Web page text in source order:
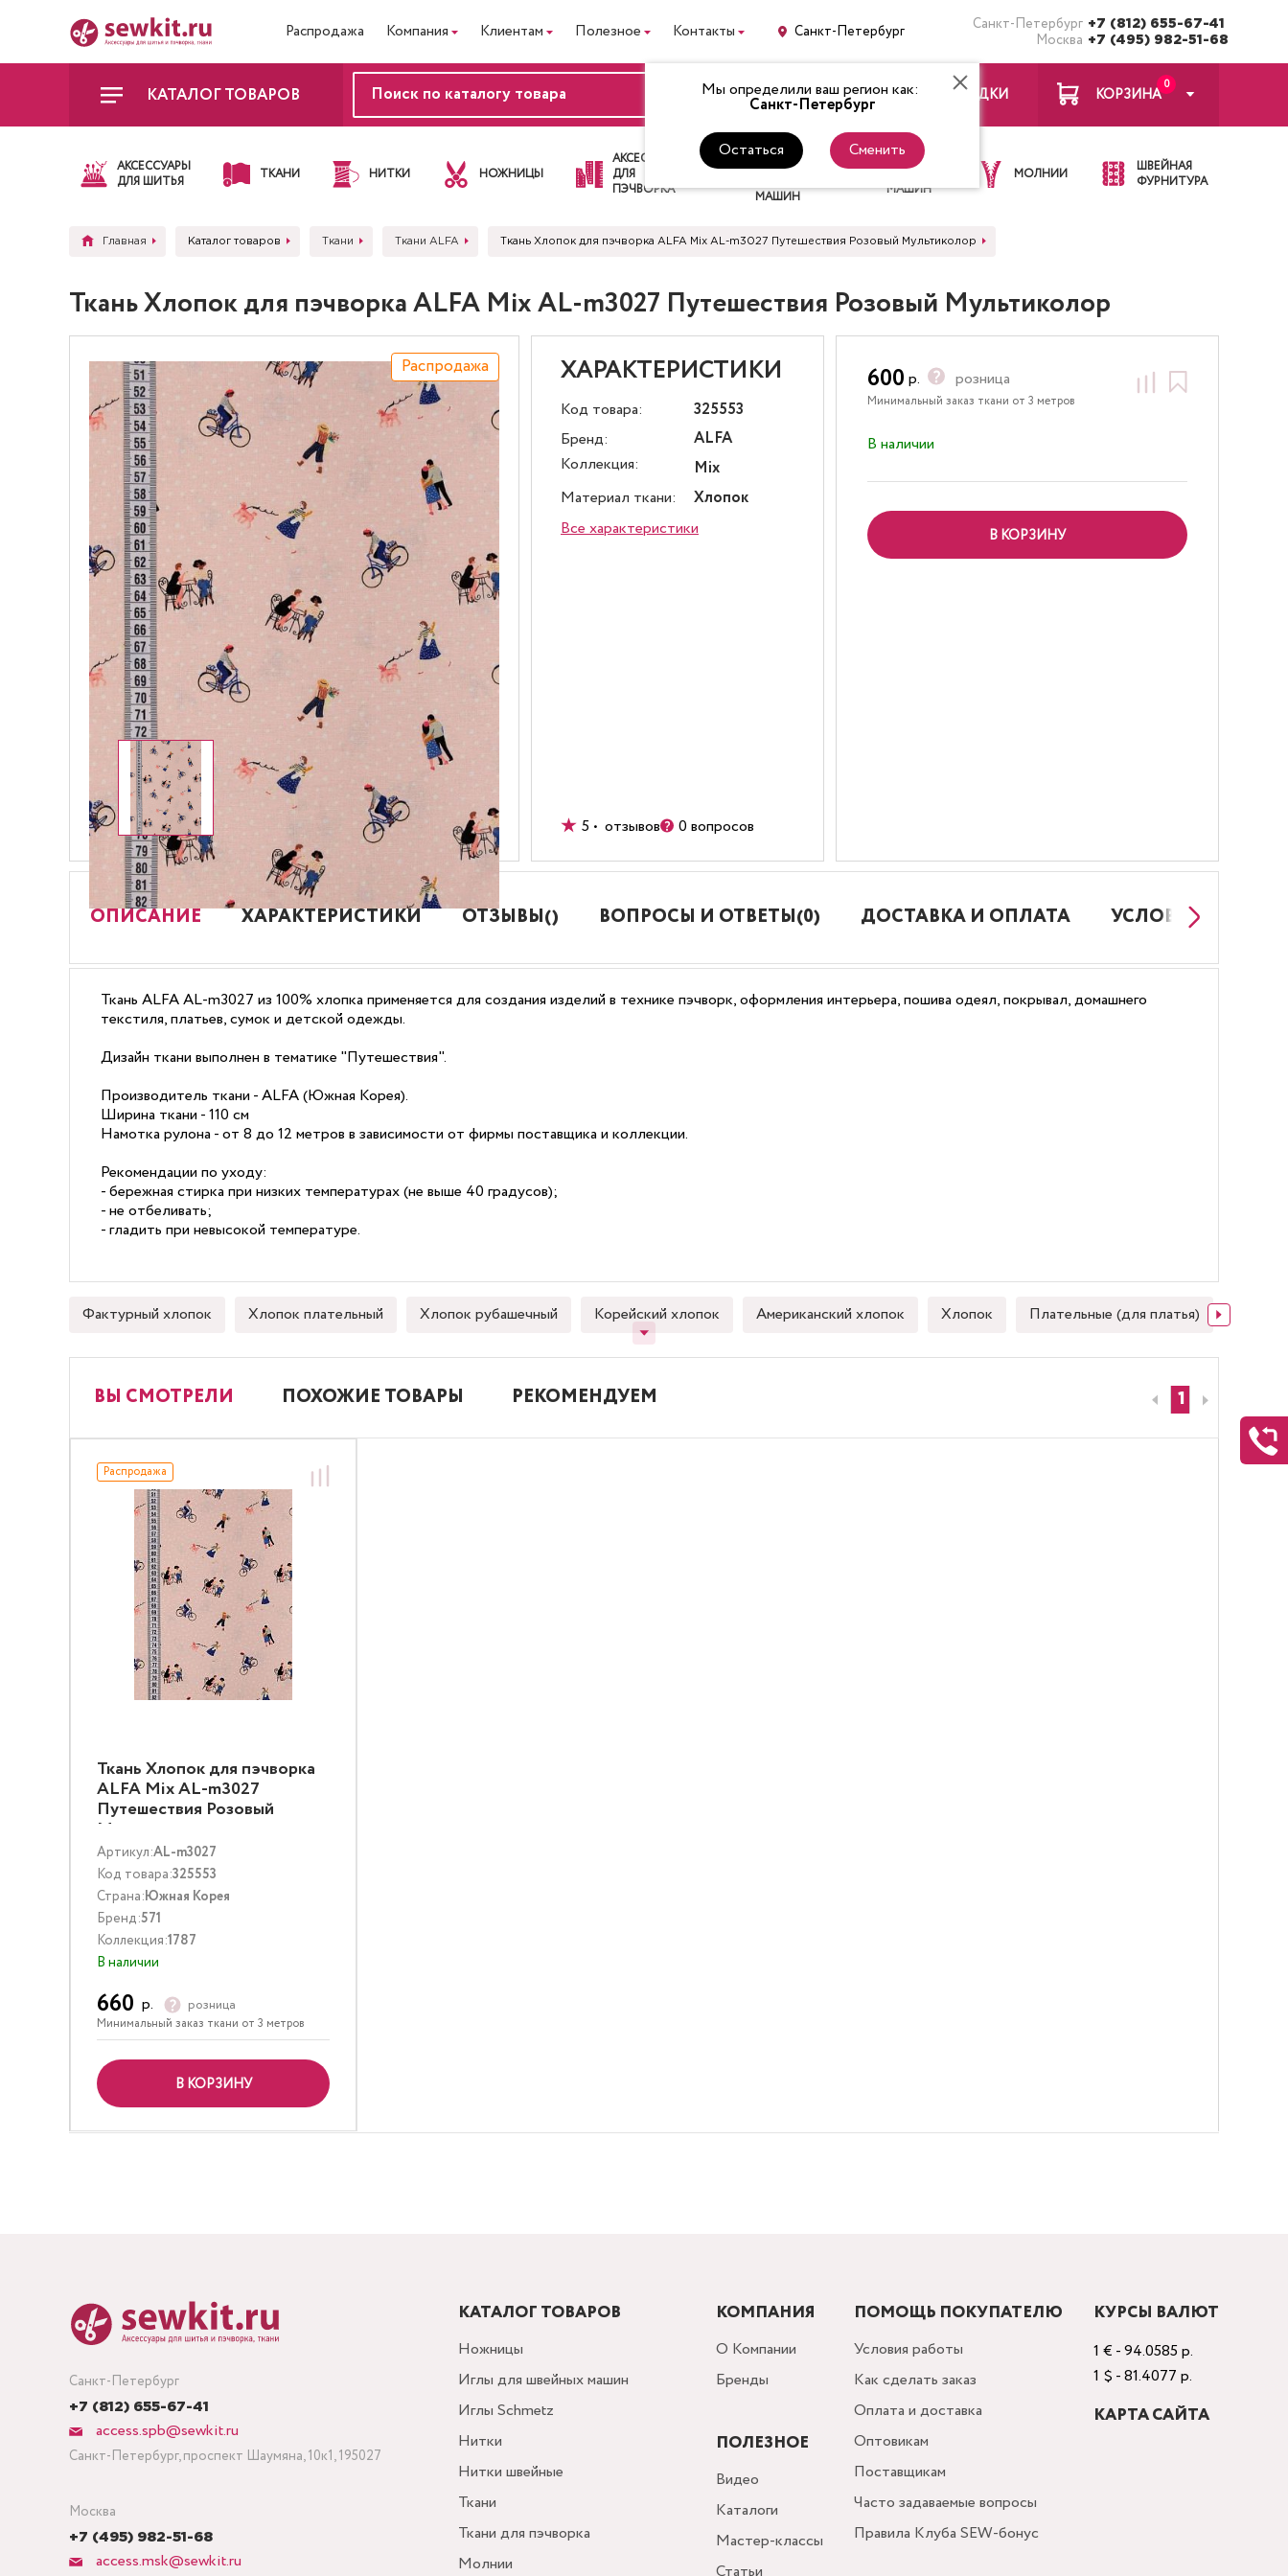
Распродажа Компания Клиентам Полезное Контакты Санкт-Петербург Санкт-Петербург +7 (812) 655-67-41
Москва +7 (495) 982-51-68
Мы определили ваш регион как:
Санкт-Петербург
Остаться Сменить
КАТАЛОГ ТОВАРОВ ВХОД ЗАКЛАДКИ
0
КОРЗИНА
АКСЕССУАРЫ
ДЛЯ ШИТЬЯ
ТКАНИ НИТКИ НОЖНИЦЫ
АКСЕССУАРЫ
ДЛЯ
ПЭЧВОРКА
ЛАПКИ
ДЛЯ
МАШИН
ИГЛЫ ДЛЯ
ШВЕЙНЫХ
МАШИН
МОЛНИИ
ШВЕЙНАЯ
ФУРНИТУРА
Главная Каталог товаров Ткани Ткани ALFA Ткань Хлопок для пэчворка ALFA Mix AL-m3027 Путешествия Розовый Мультиколор
Ткань Хлопок для пэчворка ALFA Mix AL-m3027 Путешествия Розовый Мультиколор
Распродажа ХАРАКТЕРИСТИКИ
Код товара:
325553
Бренд:
ALFA
Коллекция:
Mix
Материал ткани:
Хлопок
Все характеристики
5 • отзывов 0 вопросов
600 р. розница
Минимальный заказ ткани от 3 метров
В наличии
В КОРЗИНУ
ОПИСАНИЕ ХАРАКТЕРИСТИКИ ОТЗЫВЫ() ВОПРОСЫ И ОТВЕТЫ(0) ДОСТАВКА И ОПЛАТА УСЛОВИЯ РАБОТЫ
Ткань ALFA AL-m3027 из 100% хлопка применяется для создания изделий в технике пэчворк, оформления интерьера, пошива одеял, покрывал, домашнего
текстиля, платьев, сумок и детской одежды.
Дизайн ткани выполнен в тематике "Путешествия".
Производитель ткани - ALFA (Южная Корея).
Ширина ткани - 110 см
Намотка рулона - от 8 до 12 метров в зависимости от фирмы поставщика и коллекции.
Рекомендации по уходу:
- бережная стирка при низких температурах (не выше 40 градусов);
- не отбеливать;
- гладить при невысокой температуре.
Фактурный хлопок Хлопок плательный Хлопок рубашечный Корейский хлопок Американский хлопок Хлопок Плательные (для платья)
ВЫ СМОТРЕЛИ ПОХОЖИЕ ТОВАРЫ РЕКОМЕНДУЕМ
Распродажа
Ткань Хлопок для пэчворка
ALFA Mix AL-m3027
Путешествия Розовый
Мультиколор
Артикул:AL-m3027
Код товара:325553
Страна:Южная Корея
Бренд:571
Коллекция:1787
В наличии
660 р. розница
Минимальный заказ ткани от 3 метров
В КОРЗИНУ
1
Санкт-Петербург
+7 (812) 655-67-41
access.spb@sewkit.ru
Санкт-Петербург, проспект Шаумяна, 10к1, 195027
Москва
+7 (495) 982-51-68
access.msk@sewkit.ru
КАТАЛОГ ТОВАРОВ
Ножницы
Иглы для швейных машин
Иглы Schmetz
Нитки
Нитки швейные
Ткани
Ткани для пэчворка
Молнии
КОМПАНИЯ
О Компании
Бренды
ПОЛЕЗНОЕ
Видео
Каталоги
Мастер-классы
ПОМОЩЬ ПОКУПАТЕЛЮ
Условия работы
Как сделать заказ
Оплата и доставка
Оптовикам
Поставщикам
Часто задаваемые вопросы
Правила Клуба SEW-бонус
КУРСЫ ВАЛЮТ
1 € - 94.0585 р.
1 $ - 81.4077 р.
КАРТА САЙТА